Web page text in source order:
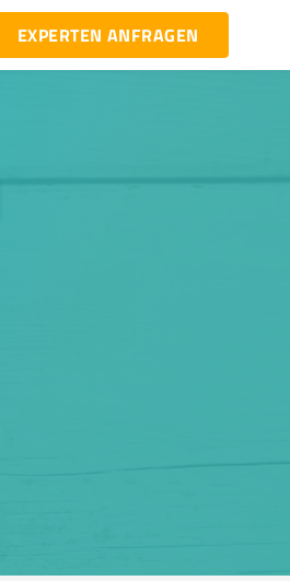
EXPERTEN ANFRAGEN